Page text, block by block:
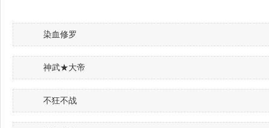
染血修罗
神武★大帝
不狂不战